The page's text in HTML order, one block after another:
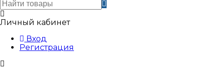
Личный кабинет
Вход
Регистрация